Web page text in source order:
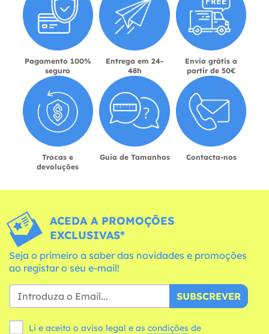
Pagamento 100%
seguro
Entrega em 24-
48h
Envio grátis a
partir de 50€
Trocas e
devoluções
Guia de Tamanhos Contacta-nos
ACEDA A PROMOÇÕES
EXCLUSIVAS*
Seja o primeiro a saber das novidades e promoções
ao registar o seu e-mail!
SUBSCREVER
Li e aceito o aviso legal e as condições